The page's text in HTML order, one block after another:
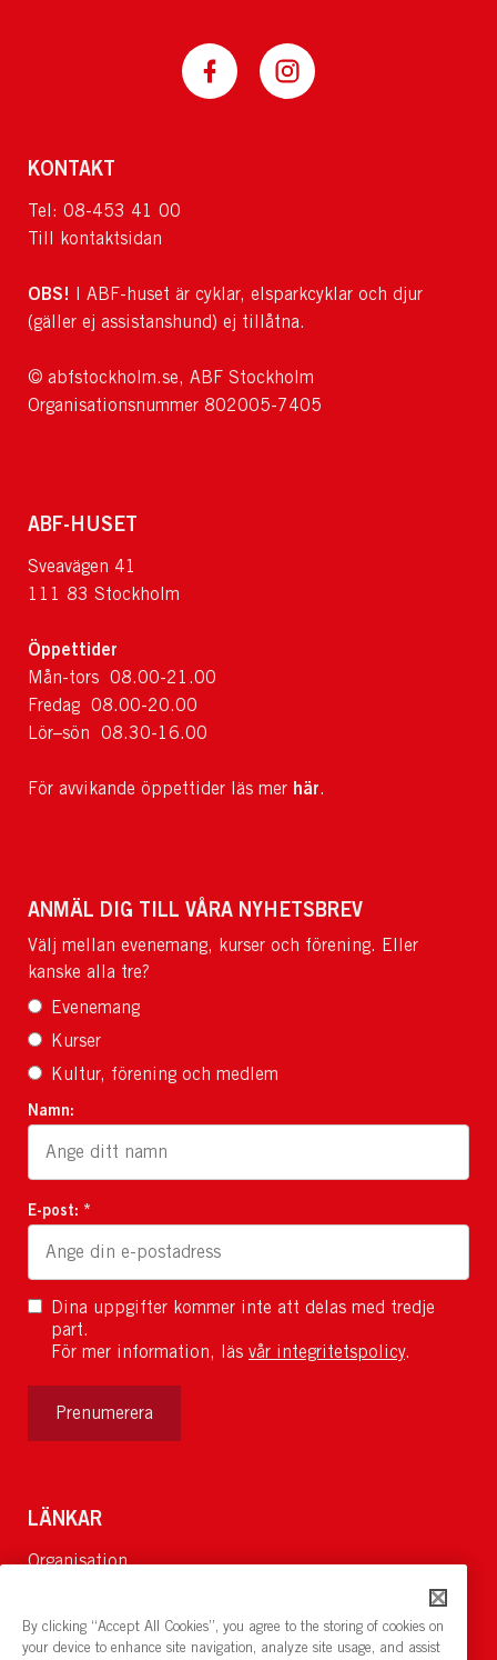
KONTAKT
Tel: 08-453 41 00
Till kontaktsidan
OBS!
I ABF-huset är cyklar, elsparkcyklar och djur
(gäller ej assistanshund) ej tillåtna.
© abfstockholm.se, ABF Stockholm
Organisationsnummer 802005-7405
ABF-HUSET
Sveavägen 41
111 83 Stockholm
Öppettider
Mån-tors 08.00-21.00
Fredag 08.00-20.00
Lör–sön 08.30-16.00
För avvikande öppettider läs mer här.
ANMÄL DIG TILL VÅRA NYHETSBREV
Välj mellan evenemang, kurser och förening. Eller
kanske alla tre?
Evenemang
Kurser
Kultur, förening och medlem
Namn:
E-post: *
Dina uppgifter kommer inte att delas med tredje
part.
För mer information, läs vår integritetspolicy.
Prenumerera
LÄNKAR
Organisation
Lediga jobb
Nyheter och pressrum
By clicking “Accept All Cookies”, you agree to the storing of cookies on
your device to enhance site navigation, analyze site usage, and assist